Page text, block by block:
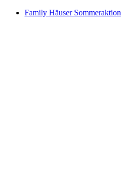
Family Häuser Sommeraktion